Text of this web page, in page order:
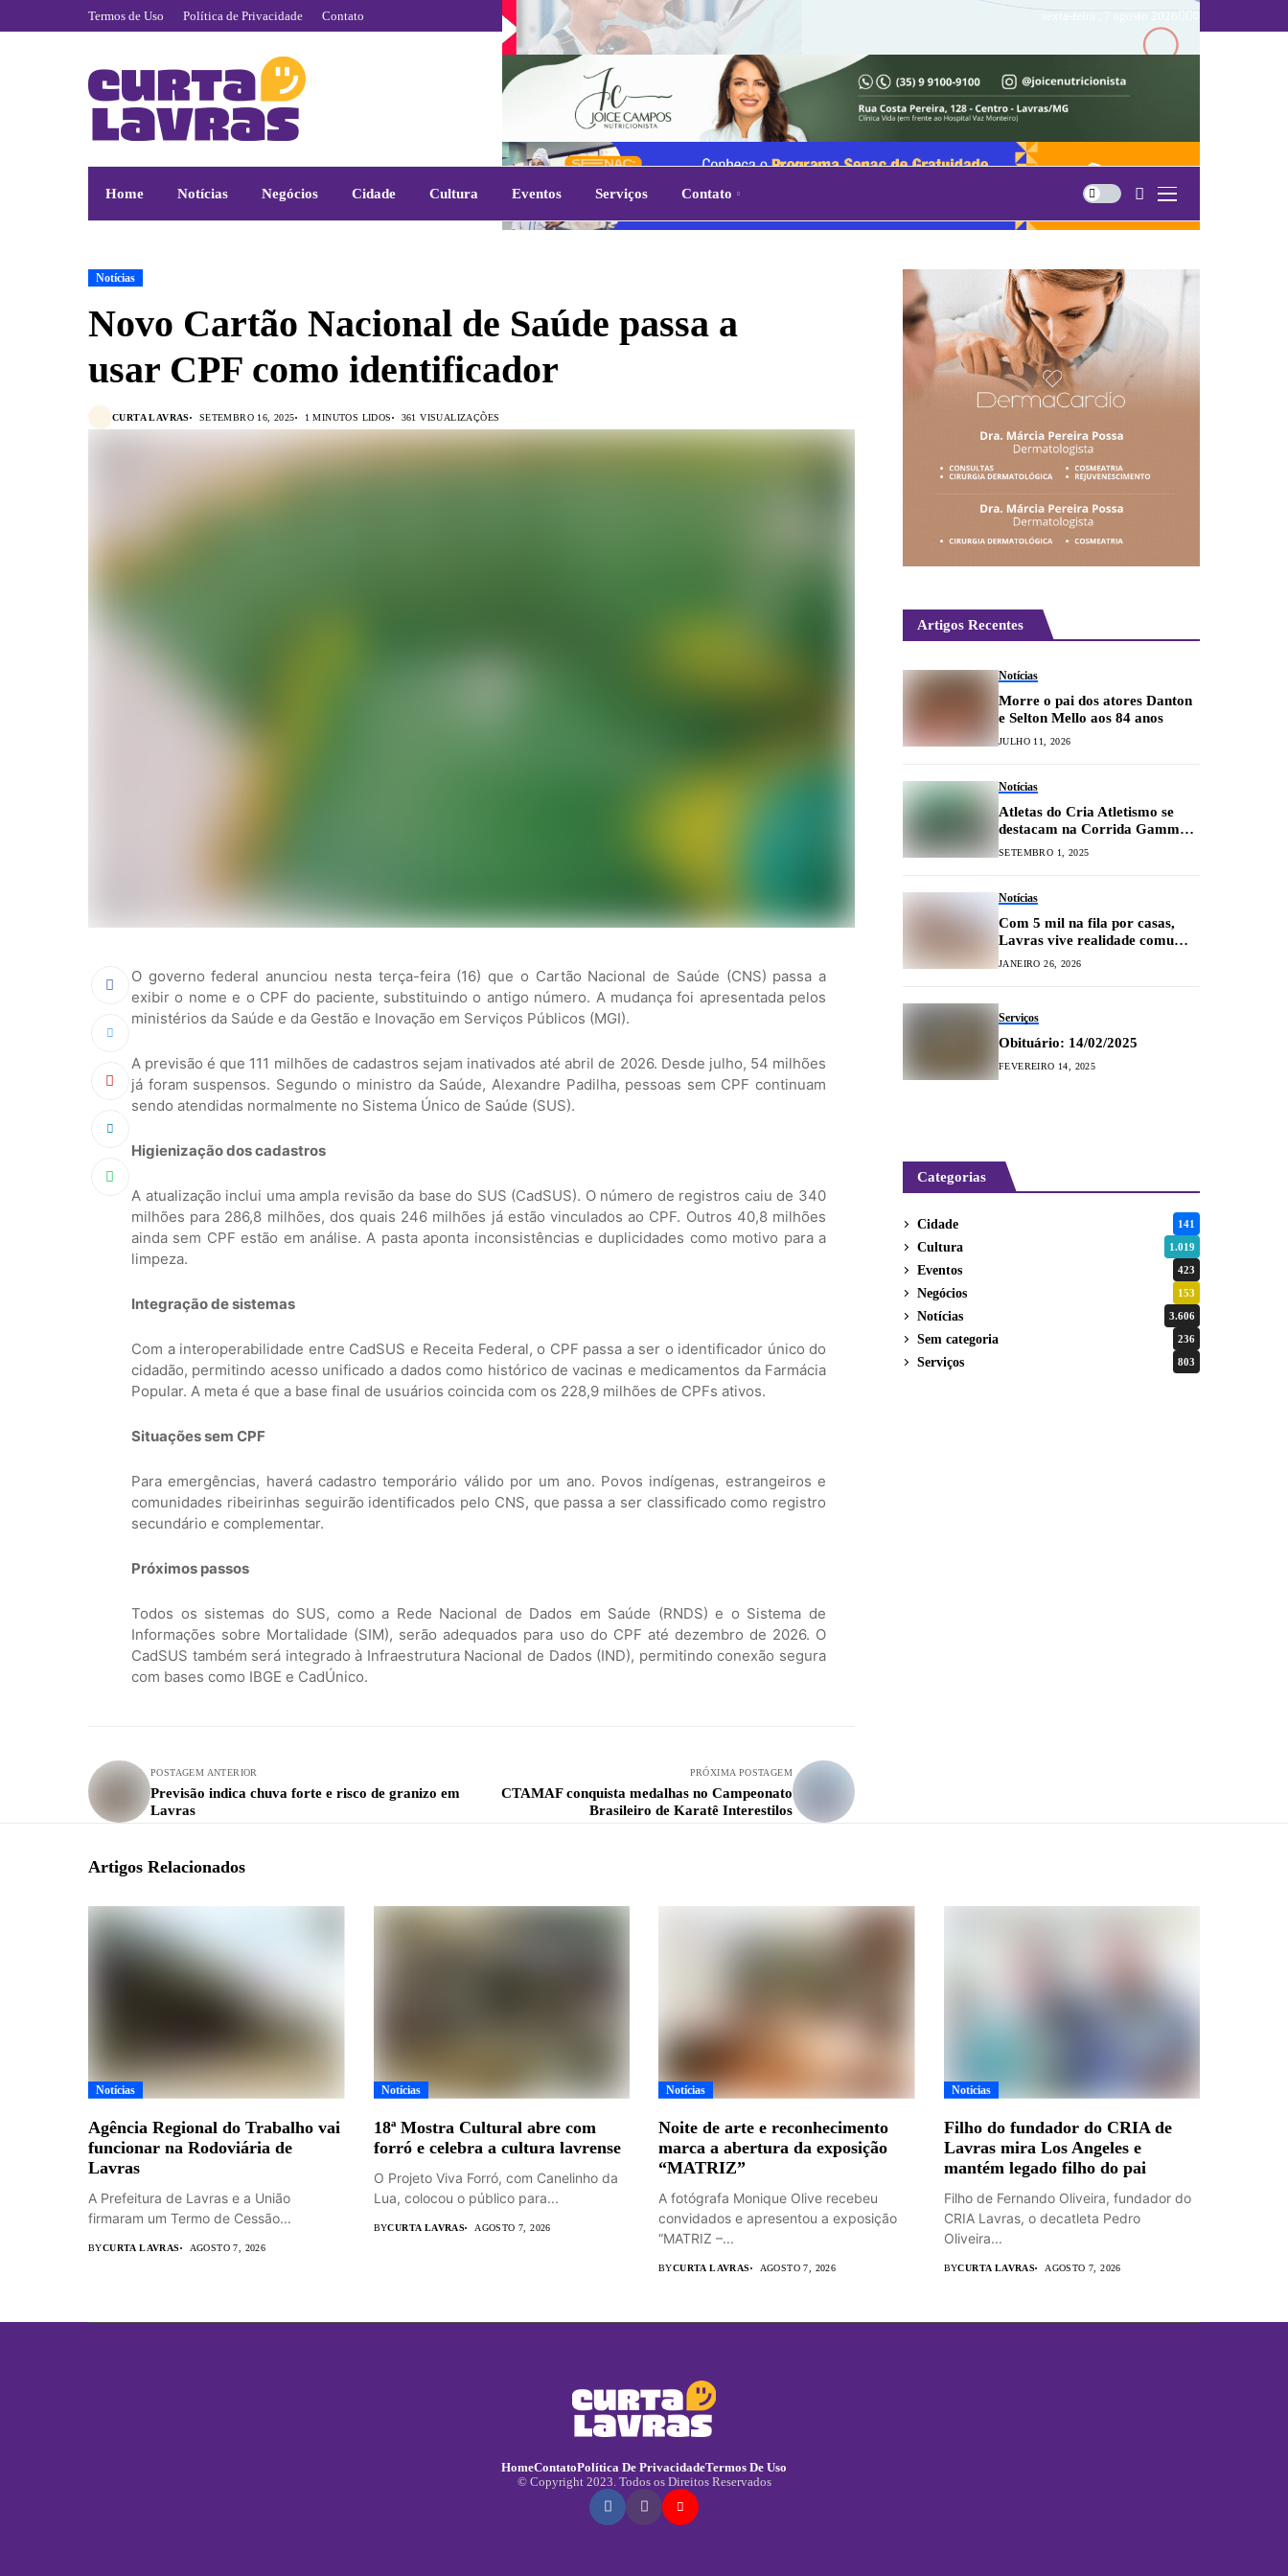
Termos de Uso Política de Privacidade Contato sexta-feira , 7 agosto 2026
Home Notícias Negócios Cidade Cultura Eventos Serviços Contato
Notícias
Novo Cartão Nacional de Saúde passa a
usar CPF como identificador
CURTA LAVRAS SETEMBRO 16, 2025 1 MINUTOS LIDOS 361 VISUALIZAÇÕES
O governo federal anunciou nesta terça-feira (16) que o Cartão Nacional de Saúde (CNS) passa a
exibir o nome e o CPF do paciente, substituindo o antigo número. A mudança foi apresentada pelos
ministérios da Saúde e da Gestão e Inovação em Serviços Públicos (MGI).
A previsão é que 111 milhões de cadastros sejam inativados até abril de 2026. Desde julho, 54 milhões
já foram suspensos. Segundo o ministro da Saúde, Alexandre Padilha, pessoas sem CPF continuam
sendo atendidas normalmente no Sistema Único de Saúde (SUS).
Higienização dos cadastros
A atualização inclui uma ampla revisão da base do SUS (CadSUS). O número de registros caiu de 340
milhões para 286,8 milhões, dos quais 246 milhões já estão vinculados ao CPF. Outros 40,8 milhões
ainda sem CPF estão em análise. A pasta aponta inconsistências e duplicidades como motivo para a
limpeza.
Integração de sistemas
Com a interoperabilidade entre CadSUS e Receita Federal, o CPF passa a ser o identificador único do
cidadão, permitindo acesso unificado a dados como histórico de vacinas e medicamentos da Farmácia
Popular. A meta é que a base final de usuários coincida com os 228,9 milhões de CPFs ativos.
Situações sem CPF
Para emergências, haverá cadastro temporário válido por um ano. Povos indígenas, estrangeiros e
comunidades ribeirinhas seguirão identificados pelo CNS, que passa a ser classificado como registro
secundário e complementar.
Próximos passos
Todos os sistemas do SUS, como a Rede Nacional de Dados em Saúde (RNDS) e o Sistema de
Informações sobre Mortalidade (SIM), serão adequados para uso do CPF até dezembro de 2026. O
CadSUS também será integrado à Infraestrutura Nacional de Dados (IND), permitindo conexão segura
com bases como IBGE e CadÚnico.
POSTAGEM ANTERIOR
Previsão indica chuva forte e risco de granizo em
Lavras
PRÓXIMA POSTAGEM
CTAMAF conquista medalhas no Campeonato
Brasileiro de Karatê Interestilos
Artigos Recentes
Notícias
Morre o pai dos atores Danton
e Selton Mello aos 84 anos
JULHO 11, 2026
Notícias
Atletas do Cria Atletismo se
destacam na Corrida Gammon-
UFLA 2025
SETEMBRO 1, 2025
Notícias
Com 5 mil na fila por casas,
Lavras vive realidade comum a
cidades brasileiras
JANEIRO 26, 2026
Serviços
Obituário: 14/02/2025
FEVEREIRO 14, 2025
Categorias
Cidade 141
Cultura 1.019
Eventos 423
Negócios 153
Notícias 3.606
Sem categoria 236
Serviços 803
Artigos Relacionados
Notícias
Agência Regional do Trabalho vai
funcionar na Rodoviária de
Lavras
A Prefeitura de Lavras e a União
firmaram um Termo de Cessão...
BYCURTA LAVRAS AGOSTO 7, 2026
Notícias
18ª Mostra Cultural abre com
forró e celebra a cultura lavrense
O Projeto Viva Forró, com Canelinho da
Lua, colocou o público para...
BYCURTA LAVRAS AGOSTO 7, 2026
Notícias
Noite de arte e reconhecimento
marca a abertura da exposição
“MATRIZ”
A fotógrafa Monique Olive recebeu
convidados e apresentou a exposição
“MATRIZ –...
BYCURTA LAVRAS AGOSTO 7, 2026
Notícias
Filho do fundador do CRIA de
Lavras mira Los Angeles e
mantém legado filho do pai
Filho de Fernando Oliveira, fundador do
CRIA Lavras, o decatleta Pedro
Oliveira...
BYCURTA LAVRAS AGOSTO 7, 2026
HomeContatoPolítica De PrivacidadeTermos De Uso
© Copyright 2023. Todos os Direitos Reservados